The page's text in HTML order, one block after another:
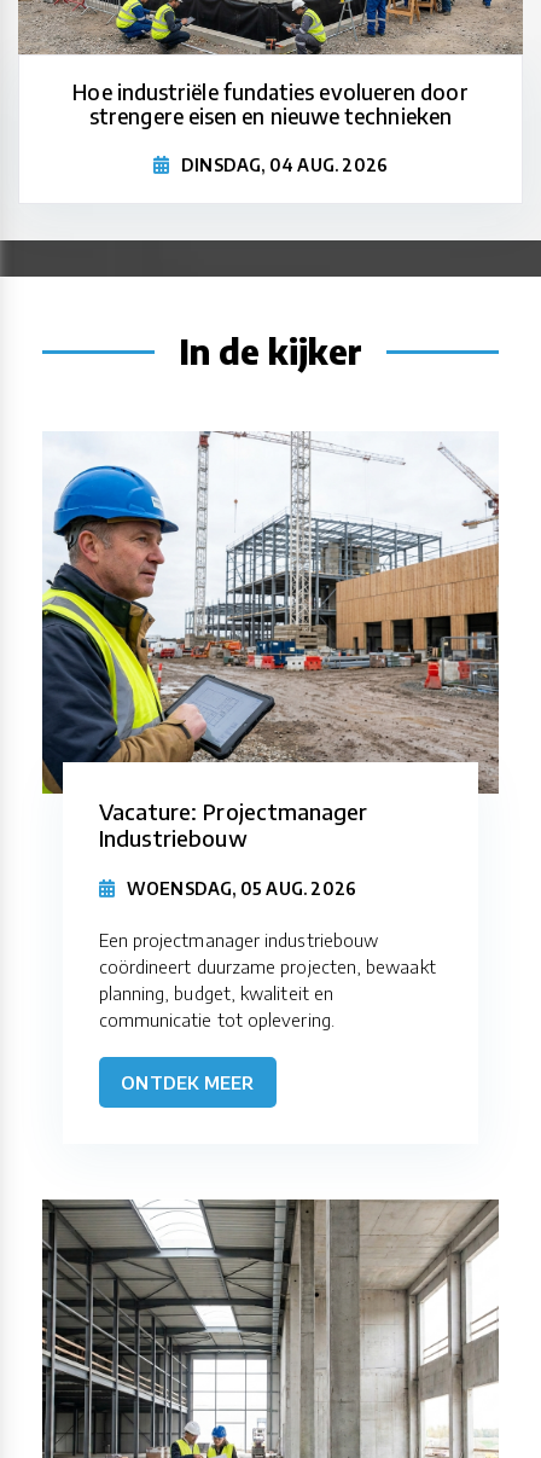
Hoe industriële fundaties evolueren door
strengere eisen en nieuwe technieken
DINSDAG, 04 AUG. 2026
In de kijker
Vacature: Projectmanager
Industriebouw
WOENSDAG, 05 AUG. 2026
Een projectmanager industriebouw
coördineert duurzame projecten, bewaakt
planning, budget, kwaliteit en
communicatie tot oplevering.
ONTDEK MEER